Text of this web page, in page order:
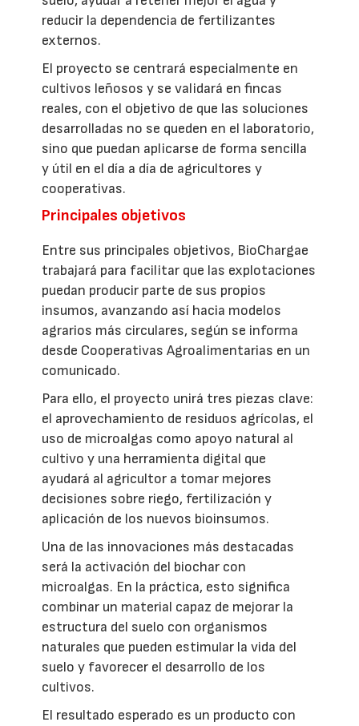
reducir la dependencia de fertilizantes
externos.
El proyecto se centrará especialmente en
cultivos leñosos y se validará en fincas
reales, con el objetivo de que las soluciones
desarrolladas no se queden en el laboratorio,
sino que puedan aplicarse de forma sencilla
y útil en el día a día de agricultores y
cooperativas.
Principales objetivos
Entre sus principales objetivos, BioChargae
trabajará para facilitar que las explotaciones
puedan producir parte de sus propios
insumos, avanzando así hacia modelos
agrarios más circulares, según se informa
desde Cooperativas Agroalimentarias en un
comunicado.
Para ello, el proyecto unirá tres piezas clave:
el aprovechamiento de residuos agrícolas, el
uso de microalgas como apoyo natural al
cultivo y una herramienta digital que
ayudará al agricultor a tomar mejores
decisiones sobre riego, fertilización y
aplicación de los nuevos bioinsumos.
Una de las innovaciones más destacadas
será la activación del biochar con
microalgas. En la práctica, esto significa
combinar un material capaz de mejorar la
estructura del suelo con organismos
naturales que pueden estimular la vida del
suelo y favorecer el desarrollo de los
cultivos.
El resultado esperado es un producto con